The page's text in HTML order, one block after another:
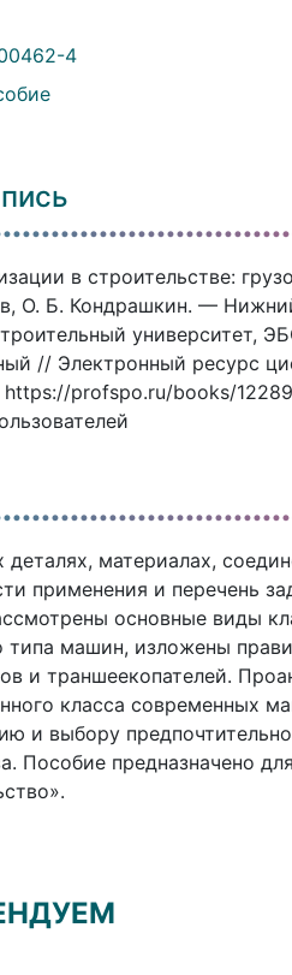
4
в строительстве:
О. Б. Кондрашкин. —
университет,
// Электронный ресурс
https://profspo.ru/books/
материалах,
применения и перечень
основные виды
машин, изложены
и траншеекопателей.
класса современных
и выбору
Пособие предназначено